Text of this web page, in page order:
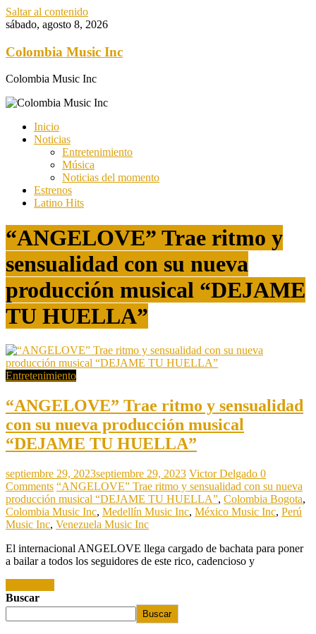
Saltar al contenido
sábado, agosto 8, 2026
Colombia Music Inc
Colombia Music Inc
Inicio
Noticias
Entretenimiento
Música
Noticias del momento
Estrenos
Latino Hits
“ANGELOVE” Trae ritmo y
sensualidad con su nueva
producción musical “DEJAME
TU HUELLA”
Entretenimiento
“ANGELOVE” Trae ritmo y sensualidad
con su nueva producción musical
“DEJAME TU HUELLA”
septiembre 29, 2023septiembre 29, 2023 Victor Delgado 0
Comments “ANGELOVE” Trae ritmo y sensualidad con su nueva
producción musical “DEJAME TU HUELLA”, Colombia Bogota,
Colombia Music Inc, Medellín Music Inc, México Music Inc, Perú
Music Inc, Venezuela Music Inc
El internacional ANGELOVE llega cargado de bachata para poner
a bailar a todos los seguidores de este rico, cadencioso y
Buscar
Buscar